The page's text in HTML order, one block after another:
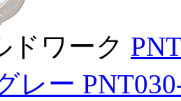
ドワーク
レー